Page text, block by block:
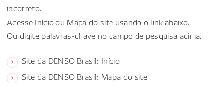
incorreto.
Acesse Início ou Mapa do site usando o link abaixo.
Ou digite palavras-chave no campo de pesquisa acima.
Site da DENSO Brasil: Início
Site da DENSO Brasil: Mapa do site